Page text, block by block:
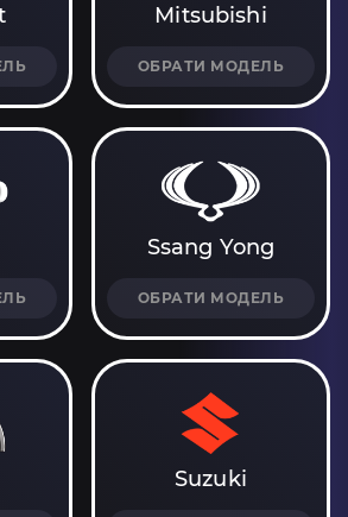
Mitsubishi
ОБРАТИ МОДЕЛЬ
Ssang Yong
ОБРАТИ МОДЕЛЬ
Suzuki